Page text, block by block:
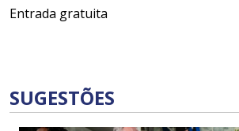
Entrada gratuita
SUGESTÕES